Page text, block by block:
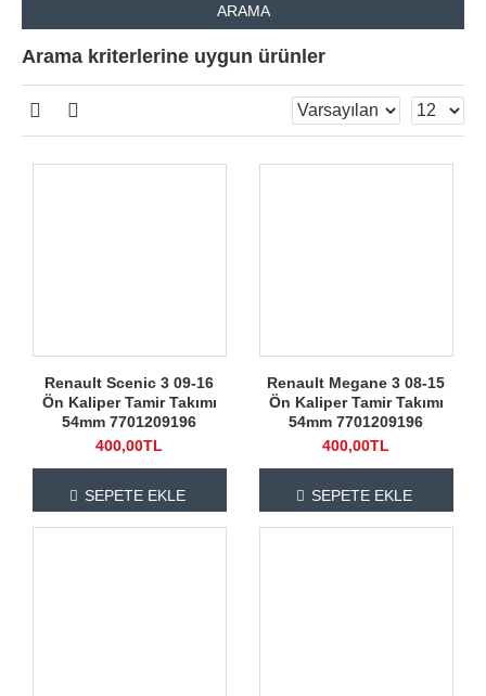
ARAMA
Arama kriterlerine uygun ürünler
Renault Scenic 3 09-16
Ön Kaliper Tamir Takımı
54mm 7701209196
400,00TL
SEPETE EKLE
Renault Megane 3 08-15
Ön Kaliper Tamir Takımı
54mm 7701209196
400,00TL
SEPETE EKLE